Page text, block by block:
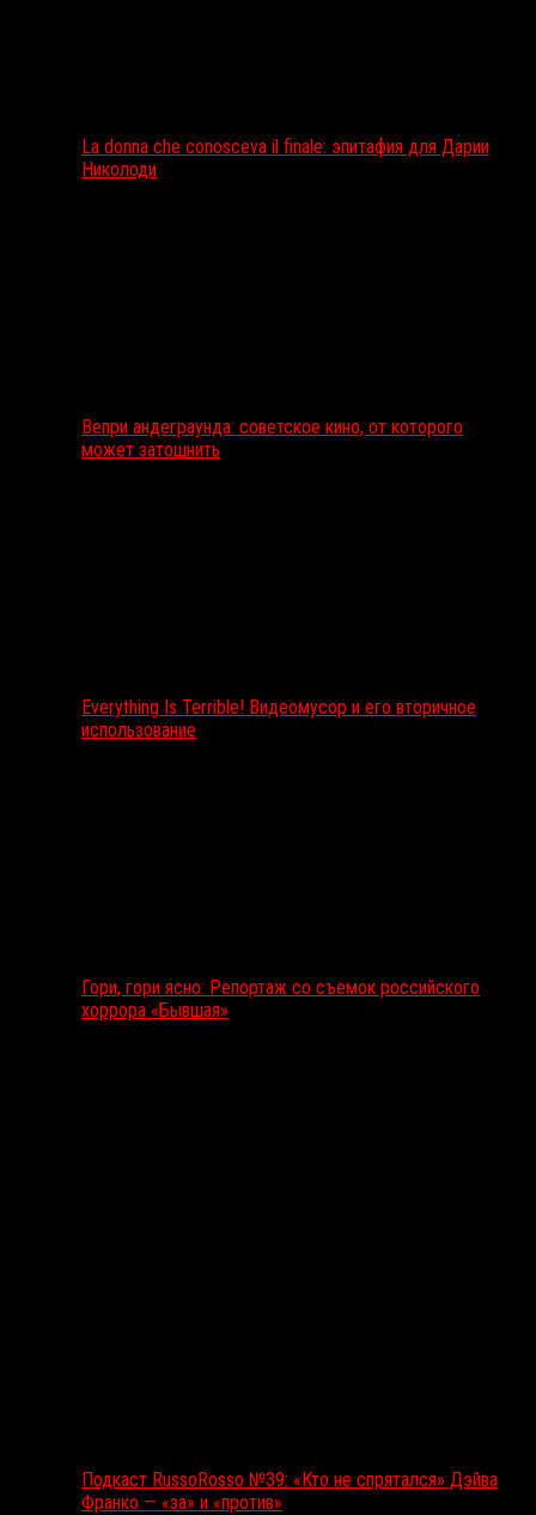
La donna che conosceva il finale: эпитафия для Дарии
Николоди
Вепри андеграунда: советское кино, от которого
может затошнить
Everything Is Terrible! Видеомусор и его вторичное
использование
Гори, гори ясно: Репортаж со съемок российского
хоррора «Бывшая»
Подкаст RussoRosso №39: «Кто не спрятался» Дэйва
Франко — «за» и «против»